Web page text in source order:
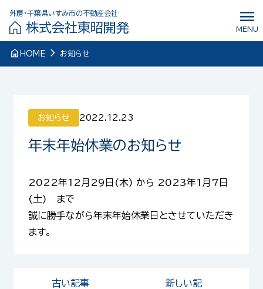
外房・千葉県いすみ市の不動産会社
株式会社東昭開発 menu
MENU
home HOME navigate_next お知らせ
お知らせ 2022.12.23
年末年始休業のお知らせ
2022年12月29日(木) から 2023年1月7日
(土) まで
誠に勝手ながら年末年始休業日とさせていただき
ます。
古い記事
新しい記